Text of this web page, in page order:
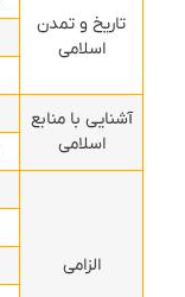
تاریخ و تمدن
اسلامی
آشنایی با منابع
اسلامی
الزامی